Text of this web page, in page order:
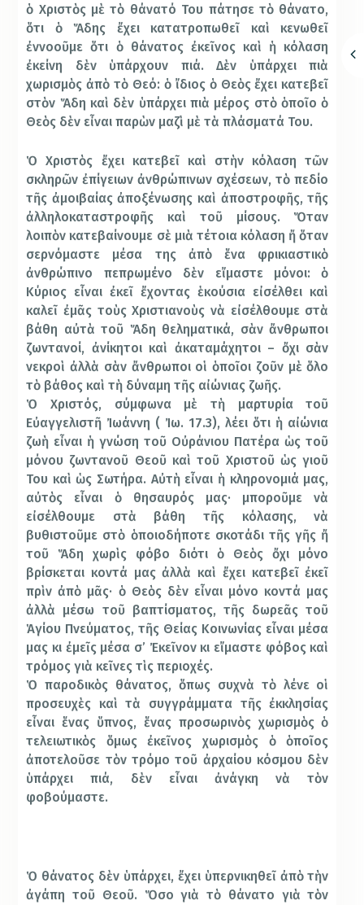
ὁ Χριστὸς μὲ τὸ θάνατό Του πάτησε τὸ θάνατο,
ὅτι ὁ Ἅδης ἔχει κατατροπωθεῖ καὶ κενωθεῖ
ἐννοοῦμε ὅτι ὁ θάνατος ἐκεῖνος καὶ ἡ κόλαση
ἐκείνη δὲν ὑπάρχουν πιά. Δὲν ὑπάρχει πιὰ
χωρισμὸς ἀπὸ τὸ Θεό: ὁ ἴδιος ὁ Θεὸς ἔχει κατεβεῖ
στὸν Ἅδη καὶ δὲν ὑπάρχει πιὰ μέρος στὸ ὁποῖο ὁ
Θεὸς δὲν εἶναι παρὼν μαζὶ μὲ τὰ πλάσματά Του.
Ὁ Χριστὸς ἔχει κατεβεῖ καὶ στὴν κόλαση τῶν
σκληρῶν ἐπίγειων ἀνθρώπινων σχέσεων, τὸ πεδίο
τῆς ἀμοιβαίας ἀποξένωσης καὶ ἀποστροφῆς, τῆς
ἀλληλοκαταστροφῆς καὶ τοῦ μίσους. Ὅταν
λοιπὸν κατεβαίνουμε σὲ μιὰ τέτοια κόλαση ἤ ὅταν
σερνόμαστε μέσα της ἀπὸ ἕνα φρικιαστικὸ
ἀνθρώπινο πεπρωμένο δὲν εἴμαστε μόνοι: ὁ
Κύριος εἶναι ἐκεῖ ἔχοντας ἑκούσια εἰσέλθει καὶ
καλεῖ ἐμᾶς τοὺς Χριστιανοὺς νὰ εἰσέλθουμε στὰ
βάθη αὐτὰ τοῦ Ἅδη θεληματικά, σὰν ἄνθρωποι
ζωντανοί, ἀνίκητοι καὶ ἀκαταμάχητοι – ὄχι σὰν
νεκροὶ ἀλλὰ σὰν ἄνθρωποι οἱ ὁποῖοι ζοῦν μὲ ὅλο
τὸ βάθος καὶ τὴ δύναμη τῆς αἰώνιας ζωῆς.
Ὁ Χριστός, σύμφωνα μὲ τὴ μαρτυρία τοῦ
Εὐαγγελιστῆ Ἰωάννη ( Ἰω. 17.3), λέει ὅτι ἡ αἰώνια
ζωὴ εἶναι ἡ γνώση τοῦ Οὐράνιου Πατέρα ὡς τοῦ
μόνου ζωντανοῦ Θεοῦ καὶ τοῦ Χριστοῦ ὡς γιοῦ
Του καὶ ὡς Σωτήρα. Αὐτὴ εἶναι ἡ κληρονομιά μας,
αὐτὸς εἶναι ὁ θησαυρός μας· μποροῦμε νὰ
εἰσέλθουμε στὰ βάθη τῆς κόλασης, νὰ
βυθιστοῦμε στὸ ὁποιοδήποτε σκοτάδι τῆς γῆς ἤ
τοῦ Ἅδη χωρὶς φόβο διότι ὁ Θεὸς ὄχι μόνο
βρίσκεται κοντά μας ἀλλὰ καὶ ἔχει κατεβεῖ ἐκεῖ
πρὶν ἀπὸ μᾶς· ὁ Θεὸς δὲν εἶναι μόνο κοντά μας
ἀλλὰ μέσω τοῦ βαπτίσματος, τῆς δωρεᾶς τοῦ
Ἁγίου Πνεύματος, τῆς Θείας Κοινωνίας εἶναι μέσα
μας κι ἐμεῖς μέσα σ’ Ἐκεῖνον κι εἴμαστε φόβος καὶ
τρόμος γιὰ κεῖνες τὶς περιοχές.
Ὁ παροδικὸς θάνατος, ὅπως συχνὰ τὸ λένε οἱ
προσευχὲς καὶ τὰ συγγράμματα τῆς ἐκκλησίας
εἶναι ἕνας ὕπνος, ἕνας προσωρινὸς χωρισμὸς ὁ
τελειωτικὸς ὅμως ἐκεῖνος χωρισμὸς ὁ ὁποῖος
ἀποτελοῦσε τὸν τρόμο τοῦ ἀρχαίου κόσμου δὲν
ὑπάρχει πιά, δὲν εἶναι ἀνάγκη νὰ τὸν
φοβούμαστε.
Ὁ θάνατος δὲν ὑπάρχει, ἔχει ὑπερνικηθεῖ ἀπὸ τὴν
ἀγάπη τοῦ Θεοῦ. Ὅσο γιὰ τὸ θάνατο γιὰ τὸν